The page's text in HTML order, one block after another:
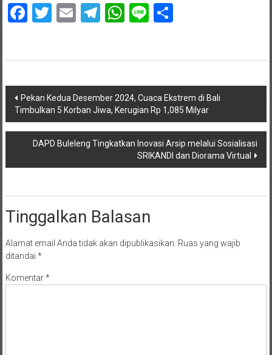
Facebook
Twitter
EmailTelegram
WhatsApp
LineShare
Navigasi
pos
Pekan Kedua Desember 2024, Cuaca Ekstrem di Bali
Timbulkan 5 Korban Jiwa, Kerugian Rp 1,085 Milyar
DAPD Buleleng Tingkatkan Inovasi Arsip melalui Sosialisasi
SRIKANDI dan Diorama Virtual
Tinggalkan Balasan
Alamat email Anda tidak akan dipublikasikan. Ruas yang wajib
ditandai *
Komentar*